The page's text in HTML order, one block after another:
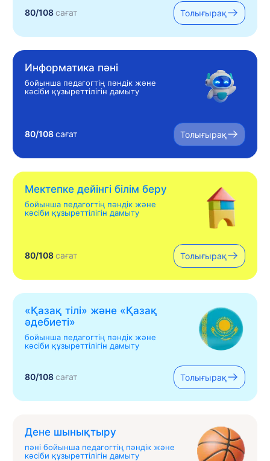
80/108сағат Толығырақ
Информатика пәні
бойынша педагогтің пәндік және
кәсіби құзыреттілігін дамыту
80/108сағат Толығырақ
Мектепке дейінгі білім беру
бойынша педагогтің пәндік және
кәсіби құзыреттілігін дамыту
80/108сағат Толығырақ
«Қазақ тілі» жəне «Қазақ
əдебиеті»
бойынша педагогтің пәндік және
кәсіби құзыреттілігін дамыту
80/108сағат Толығырақ
Дене шынықтыру
пәні бойынша педагогтің пәндік және
кәсіби құзыреттілігін дамыту